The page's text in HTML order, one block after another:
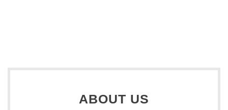
ABOUT US